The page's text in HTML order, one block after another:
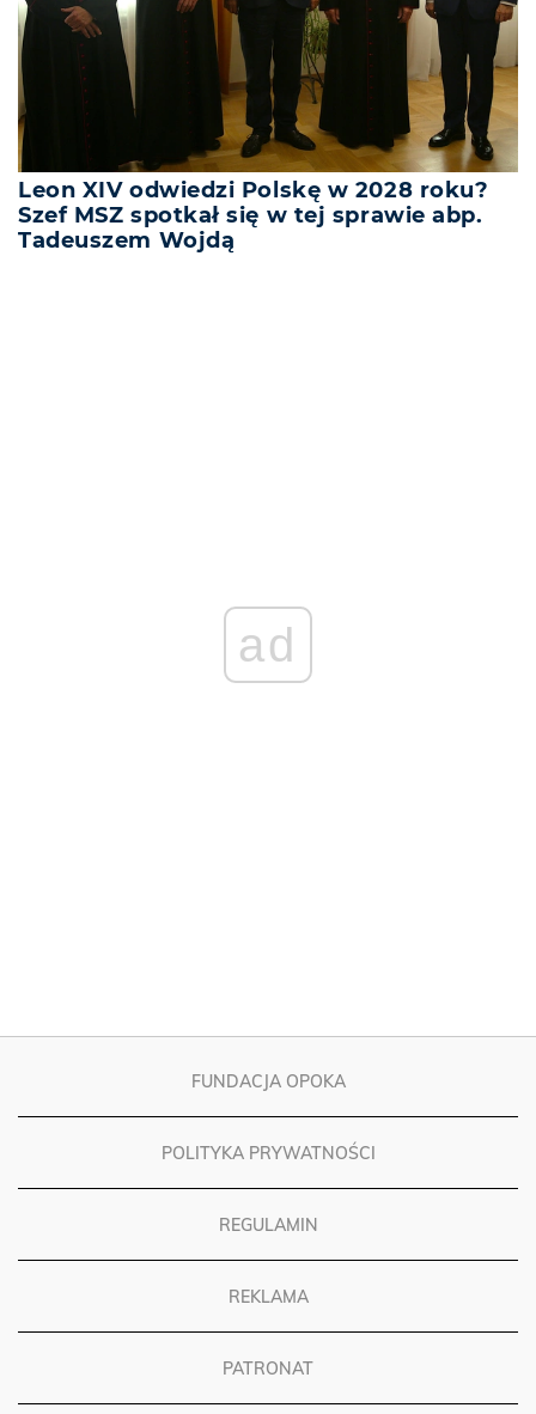
Leon XIV odwiedzi Polskę w 2028 roku?
Szef MSZ spotkał się w tej sprawie abp.
Tadeuszem Wojdą
FUNDACJA OPOKA
POLITYKA PRYWATNOŚCI
REGULAMIN
REKLAMA
PATRONAT